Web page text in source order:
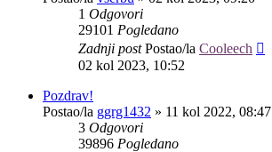
1 Odgovori
29101 Pogledano
Zadnji postPostao/la Cooleech
02 kol 2023, 10:52
Pozdrav!
Postao/la ggrg1432 » 11 kol 2022, 08:47
3 Odgovori
39896 Pogledano